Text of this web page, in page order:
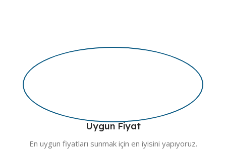
Uygun Fiyat
En uygun fiyatları sunmak için en iyisini yapıyoruz.